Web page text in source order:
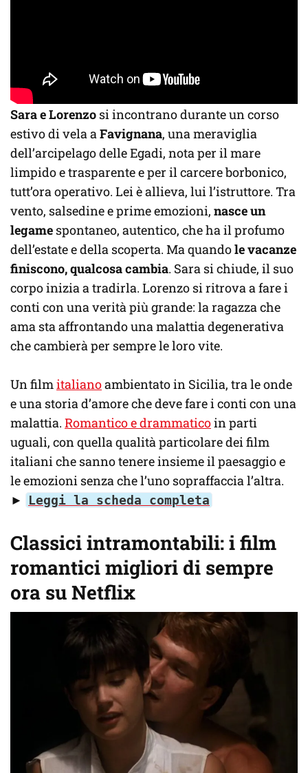
Sara e Lorenzo si incontrano durante un corso
estivo di vela a Favignana, una meraviglia
dell’arcipelago delle Egadi, nota per il mare
limpido e trasparente e per il carcere borbonico,
tutt’ora operativo. Lei è allieva, lui l’istruttore. Tra
vento, salsedine e prime emozioni, nasce un
legame spontaneo, autentico, che ha il profumo
dell’estate e della scoperta. Ma quandole vacanze
finiscono, qualcosa cambia. Sara si chiude, il suo
corpo inizia a tradirla. Lorenzo si ritrova a fare i
conti con una verità più grande: la ragazza che
ama sta affrontando una malattia degenerativa
che cambierà per sempre le loro vite.
Un filmitalianoambientato in Sicilia, tra le onde
e una storia d’amore che deve fare i conti con una
malattia. Romantico e drammaticoin parti
uguali, con quella qualità particolare dei film
italiani che sanno tenere insieme il paesaggio e
le emozioni senza che l’uno sopraffaccia l’altra.
►
Leggi la scheda completa
Classici intramontabili: i film
romantici migliori di sempre
ora su Netflix